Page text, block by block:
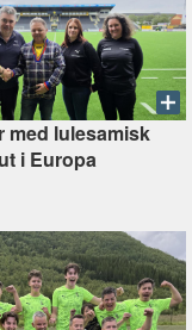
med lulesamisk
i Europa